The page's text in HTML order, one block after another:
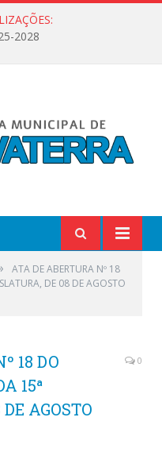
2028
ATA DE ABERTURA Nº 18
DE 08 DE AGOSTO
18 DO
15ª
AGOSTO
0